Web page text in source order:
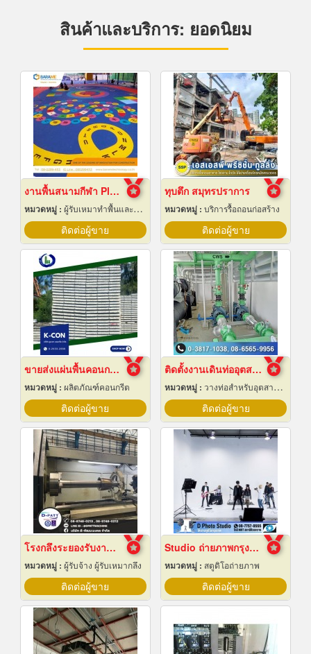
สินค้าและบริการ: ยอดนิยม
งานพื้นสนามกีฬา Play Ground EPDM สนามเด็กเล่น
หมวดหมู่ : ผู้รับเหมาทำพื้นและทางเดิน
ติดต่อผู้ขาย
ทุบตึก สมุทรปราการ
หมวดหมู่ : บริการรื้อถอนก่อสร้าง
ติดต่อผู้ขาย
ขายส่งแผ่นพื้นคอนกรีต สมุทรปราการ
หมวดหมู่ : ผลิตภัณฑ์คอนกรีต
ติดต่อผู้ขาย
ติดตั้งงานเดินท่ออุตสาหกรรม
หมวดหมู่ : วางท่อสำหรับอุตสาหกรรมท่อ
ติดต่อผู้ขาย
โรงกลึงระยองรับงานผลิตด่วน
หมวดหมู่ : ผู้รับจ้าง ผู้รับเหมากลึง
ติดต่อผู้ขาย
Studio ถ่ายภาพกรุงเทพ
หมวดหมู่ : สตูดิโอถ่ายภาพ
ติดต่อผู้ขาย